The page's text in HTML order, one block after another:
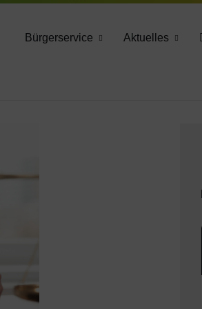
Bürgerservice Aktuelles